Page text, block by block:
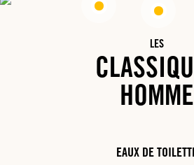
LES
HOMME
EAUX DE